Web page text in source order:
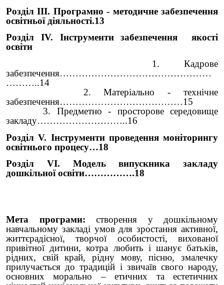
Розділ ІІІ. Програмно - методичне забезпечення
освітньої діяльності.13
Розділ ІV. Інструменти забезпечення якості
освіти
1. Кадрове
забезпечення…………………………………………
………..14
2. Матеріально - технічне
забезпечення…………………………………15
3. Предметно - просторове середовище
закладу………………………..16
Розділ V. Інструменти проведення моніторингу
освітнього процесу…18
Розділ VІ. Модель випускника закладу
дошкільної освіти…………….18
Мета програми: створення у дошкільному
навчальному закладі умов для зростання активної,
життєрадісної, творчої особистості, вихованої
привітної дитини, котра любить і шанує батьків,
рідних, свій край, рідну мову, пісню, змалечку
прилучається до традицій і звичаїв свого народу,
основних морально – етичних та естетичних